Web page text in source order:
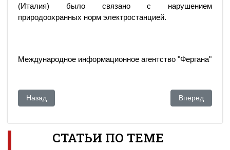
(Италия) было связано с нарушением
природоохранных норм электростанцией.
Международное информационное агентство "Фергана"
Предыдущий: На закрытом совещании по Кашагану
Назад Следующий:
Вперед
СТАТЬИ ПО ТЕМЕ